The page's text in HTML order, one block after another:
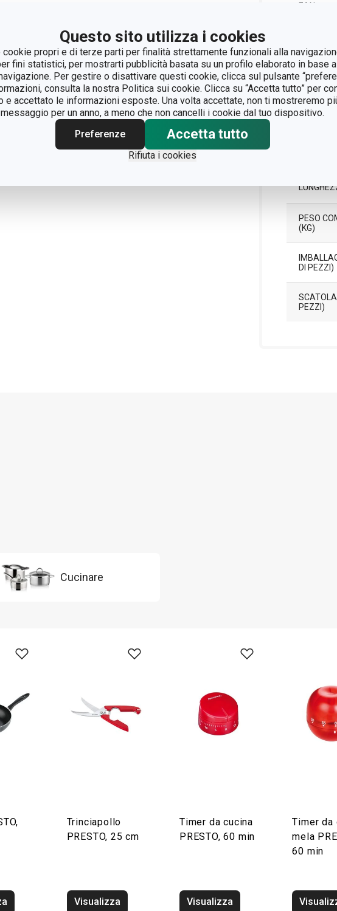
Questo sito utilizza i cookies
propri e di terze parti per finalità strettamente funzionali alla
fini statistici, per mostrarti pubblicità basata su un profilo elaborato in base
Per gestire o disattivare questi cookie, clicca sul pulsante
consulta la nostra Politica sui cookie. Clicca su “Accetta tutto” per
e accettato le informazioni esposte. Una volta accettate, non ti mostreremo
messaggio per un anno, a meno che non cancelli i cookie dal tuo dispositivo.
Preferenze
Accetta tutto
Rifiuta i cookies
EAN
PESO
(KG)
DI PEZZI)
SCATOLA
PEZZI)
Cucinare
Trinciapollo
PRESTO, 25 cm
Visualizza
Timer da cucina
PRESTO, 60 min
Visualizza
Timer da
mela
60 min